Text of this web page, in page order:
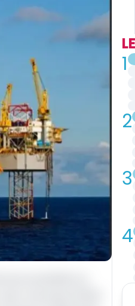
1
2
3
4